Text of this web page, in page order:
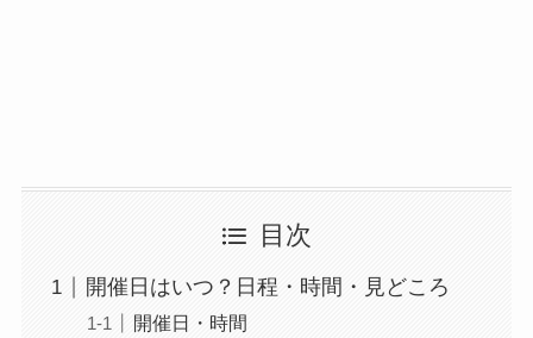
目次
開催日はいつ？日程・時間・見どころ
開催日・時間